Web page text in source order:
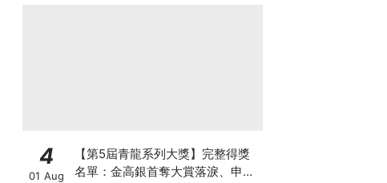
4
01 Aug
【第5屆青龍系列大獎】完整得獎
名單：金高銀首奪大賞落淚、申惠